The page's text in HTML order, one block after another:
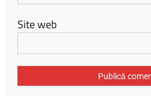
Site web